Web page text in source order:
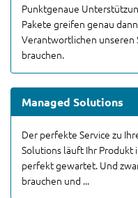
Punktgenaue
Pakete greifen genau
Verantwortlichen unseren
brauchen.
Managed Solutions
Der perfekte Service zu
Solutions läuft Ihr Produkt
perfekt gewartet. Und
brauchen und ...